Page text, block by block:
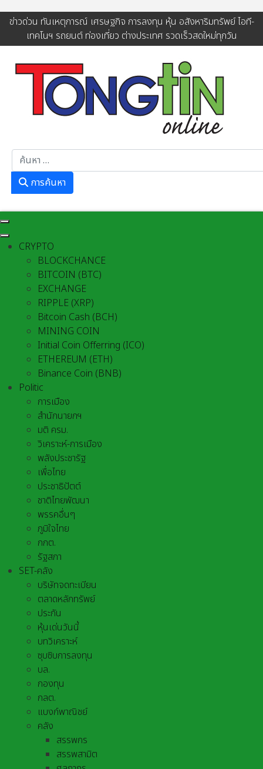
ข่าวด่วน ทันเหตุการณ์ เศรษฐกิจ การลงทุน หุ้น อสังหาริมทรัพย์ ไอที-
เทคโนฯ รถยนต์ ท่องเที่ยว ต่างประเทศ รวดเร็วสดใหม่ทุกวัน
การค้นหา
CRYPTO
BLOCKCHANCE
BITCOIN (BTC)
EXCHANGE
RIPPLE (XRP)
Bitcoin Cash (BCH)
MINING COIN
Initial Coin Offerring (ICO)
ETHEREUM (ETH)
Binance Coin (BNB)
Politic
การเมือง
สำนักนายกฯ
มติ ครม.
วิเคราะห์-การเมือง
พลังประชารัฐ
เพื่อไทย
ประชาธิปัตต์
ชาติไทยพัฒนา
พรรคอื่นๆ
ภูมิใจไทย
กกต.
รัฐสภา
SET-คลัง
บริษัทจดทะเบียน
ตลาดหลักทรัพย์
ประกัน
หุ้นเด่นวันนี้
บทวิเคราะห์
ซุบซิบการลงทุน
บล.
กองทุน
กลต.
แบงก์พาณิชย์
คลัง
สรรพกร
สรรพสามิต